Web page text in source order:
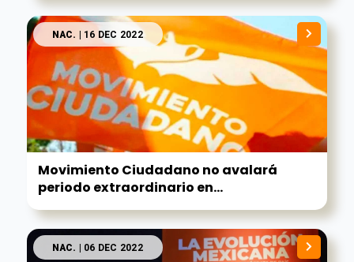
NAC. | 16 DEC 2022
Movimiento Ciudadano no avalará
periodo extraordinario en...
NAC. | 06 DEC 2022